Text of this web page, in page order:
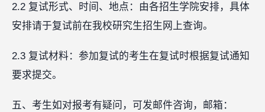
2.2 复试形式、时间、地点：由各招生学院安排，具体
安排请于复试前在我校研究生招生网上查询。
2.3 复试材料：参加复试的考生在复试时根据复试通知
要求提交。
五、考生如对报考有疑问，可发邮件咨询，邮箱：